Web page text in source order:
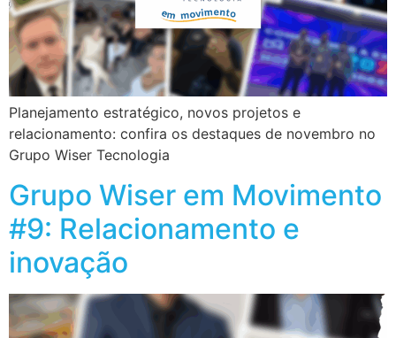
Planejamento estratégico, novos projetos e
relacionamento: confira os destaques de novembro no
Grupo Wiser Tecnologia
Grupo Wiser em Movimento
#9: Relacionamento e
inovação